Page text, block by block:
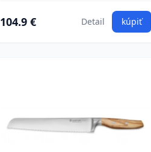
104.9 € Detail kúpiť